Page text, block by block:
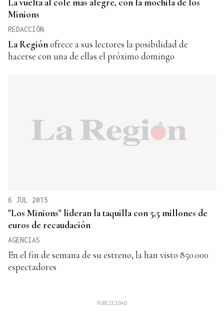
Minions
REDACCIÓN
La Regiónofrece a sus lectores la posibilidad de
hacerse con una de ellas el próximo domingo
6 JUL 2015
"Los Minions" lideran la taquilla con 5,5 millones de
euros de recaudación
AGENCIAS
En el fin de semana de su estreno, la han visto 850.000
espectadores